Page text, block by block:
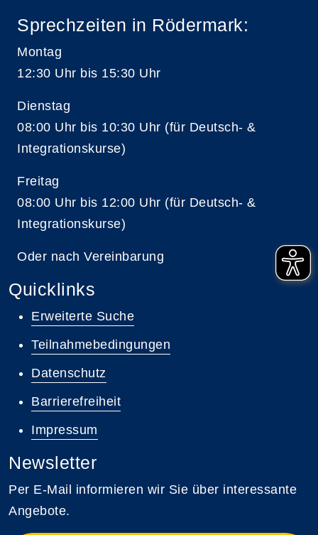
Sprechzeiten in Rödermark:
Montag
12:30 Uhr bis 15:30 Uhr
Dienstag
08:00 Uhr bis 10:30 Uhr (für Deutsch- &
Integrationskurse)
Freitag
08:00 Uhr bis 12:00 Uhr (für Deutsch- &
Integrationskurse)
Oder nach Vereinbarung
Quicklinks
Erweiterte Suche
Teilnahmebedingungen
Datenschutz
Barrierefreiheit
Impressum
Newsletter
Per E-Mail informieren wir Sie über interessante
Angebote.